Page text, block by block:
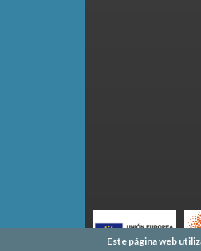
Este página web